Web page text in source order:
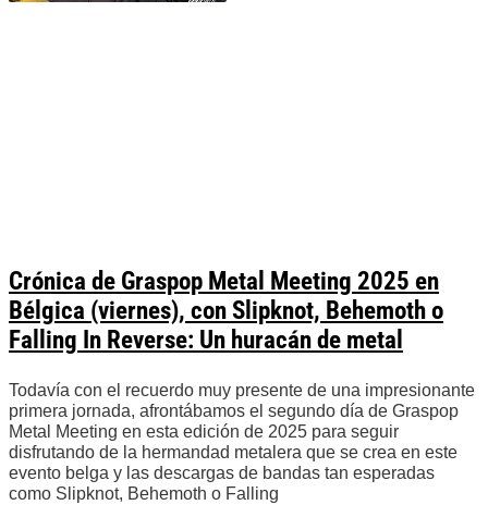
Crónica de Graspop Metal Meeting 2025 en
Bélgica (viernes), con Slipknot, Behemoth o
Falling In Reverse: Un huracán de metal
Todavía con el recuerdo muy presente de una impresionante
primera jornada, afrontábamos el segundo día de Graspop
Metal Meeting en esta edición de 2025 para seguir
disfrutando de la hermandad metalera que se crea en este
evento belga y las descargas de bandas tan esperadas
como Slipknot, Behemoth o Falling